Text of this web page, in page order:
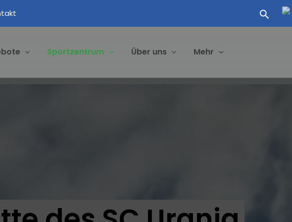
Suchen
Sportzentrum Über uns Mehr